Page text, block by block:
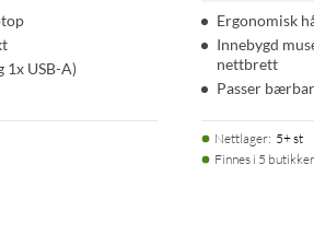
1x USB-A)
Ergonomisk
Innebygd
nettbrett
Passer
Nettlager: 5+ st
Finnes i 5 butikker.